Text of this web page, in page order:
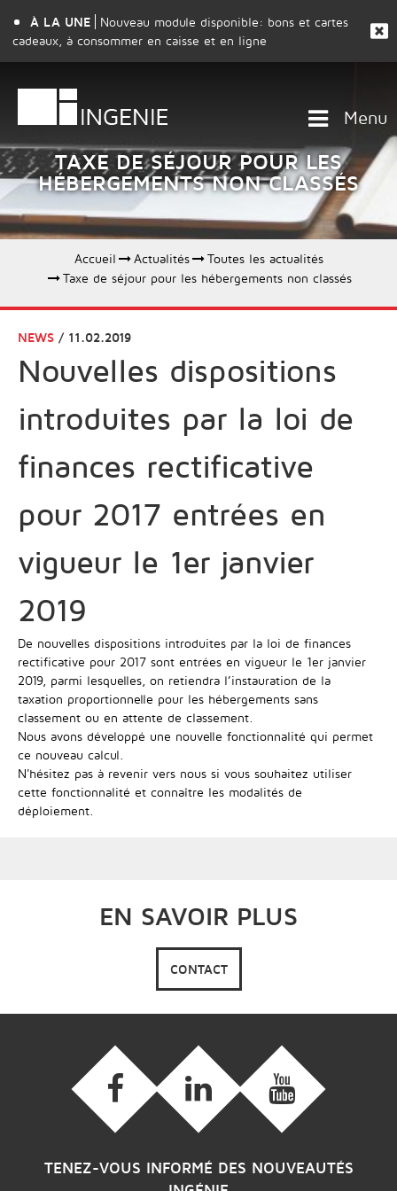
À LA UNE
Nouveau module disponible: bons et cartes
cadeaux, à consommer en caisse et en ligne
Menu
Accueil Actualités
Toutes les actualités
Taxe de séjour pour les hébergements non classés
TAXE DE SÉJOUR POUR LES
HÉBERGEMENTS NON CLASSÉS
NEWS / 11.02.2019
Nouvelles dispositions
introduites par la loi de
finances rectificative
pour 2017 entrées en
vigueur le 1er janvier
2019
De nouvelles dispositions introduites par la loi de finances
rectificative pour 2017 sont entrées en vigueur le 1er janvier
2019, parmi lesquelles, on retiendra l’instauration de la
taxation proportionnelle pour les hébergements sans
classement ou en attente de classement.
Nous avons développé une nouvelle fonctionnalité qui permet
ce nouveau calcul.
N'hésitez pas à revenir vers nous si vous souhaitez utiliser
cette fonctionnalité et connaître les modalités de
déploiement.
EN SAVOIR PLUS
CONTACT
TENEZ-VOUS INFORMÉ DES NOUVEAUTÉS